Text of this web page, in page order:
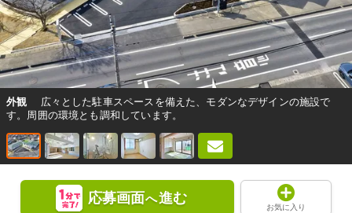
外観
広々とした駐車スペースを備えた、モダンなデザインの施設で
す。周囲の環境とも調和しています。
応募画面へ進む
お気に入り